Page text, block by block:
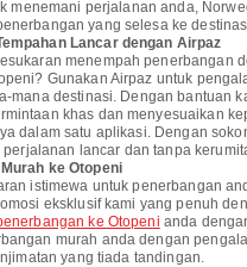
menemani perjalanan anda,
yang selesa ke
Lancar dengan Airpaz
menempah penerbangan
Gunakan Airpaz untuk
mana destinasi. Dengan bantuan
khas dan menyesuaikan
dalam satu aplikasi. Dengan
perjalanan lancar dan tanpa
ke Otopeni
istimewa untuk penerbangan
eksklusif kami yang penuh
ke Otopeni anda
murah anda dengan
yang tiada tandingan.